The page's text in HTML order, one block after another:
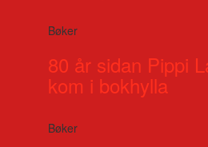
Bøker
80 år sidan Pippi
kom i bokhylla
Bøker